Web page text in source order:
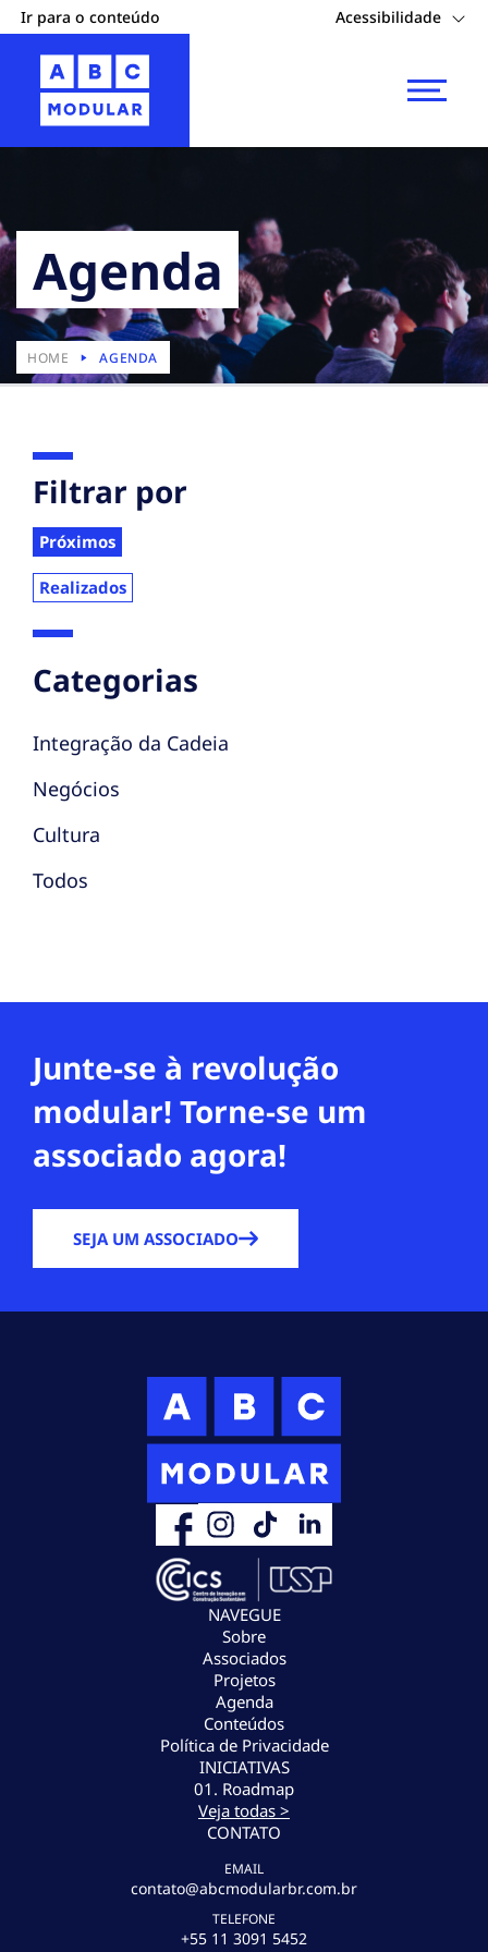
Ir para o conteúdo Acessibilidade
Agenda
HOME AGENDA
Filtrar por
Próximos
Realizados
Categorias
Integração da Cadeia
Negócios
Cultura
Todos
Junte-se à revolução
modular! Torne-se um
associado agora!
SEJA UM ASSOCIADO
NAVEGUE
Sobre
Associados
Projetos
Agenda
Conteúdos
Política de Privacidade
INICIATIVAS
01. Roadmap
Veja todas >
CONTATO
EMAIL
contato@abcmodularbr.com.br
TELEFONE
+55 11 3091 5452